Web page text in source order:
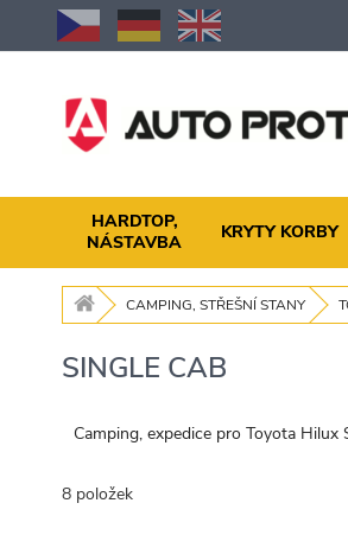
Přejít
na
obsah
HARDTOP,
NÁSTAVBA
KRYTY KORBY
CAMPING, STŘEŠNÍ STANY
SINGLE CAB
Camping, expedice pro Toyota Hilux
8 položek